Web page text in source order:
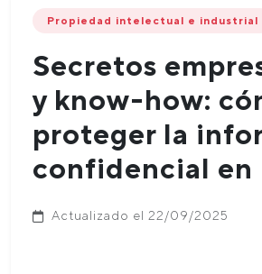
Propiedad intelectual e industrial
Secretos
y know-how:
proteger la
confidencial en
Actualizado el 22/09/2025